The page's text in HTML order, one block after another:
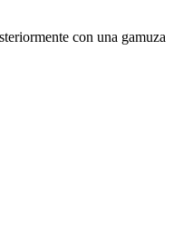
con una gamuza